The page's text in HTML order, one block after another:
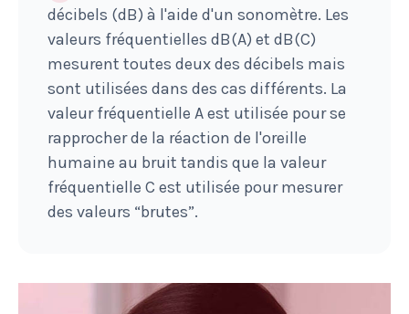
décibels (dB) à l'aide d'un sonomètre. Les
valeurs fréquentielles dB(A) et dB(C)
mesurent toutes deux des décibels mais
sont utilisées dans des cas différents. La
valeur fréquentielle A est utilisée pour se
rapprocher de la réaction de l'oreille
humaine au bruit tandis que la valeur
fréquentielle C est utilisée pour mesurer
des valeurs “brutes”.